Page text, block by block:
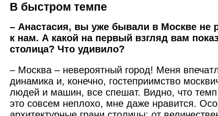
В быстром темпе
– Анастасия, вы уже бывали в Москве не
к нам. А какой на первый взгляд вам
столица? Что удивило?
– Москва – невероятный город! Меня
динамика и, конечно, гостеприимство
людей и машин, все спешат. Видно, что
это совсем неплохо, мне даже нравится.